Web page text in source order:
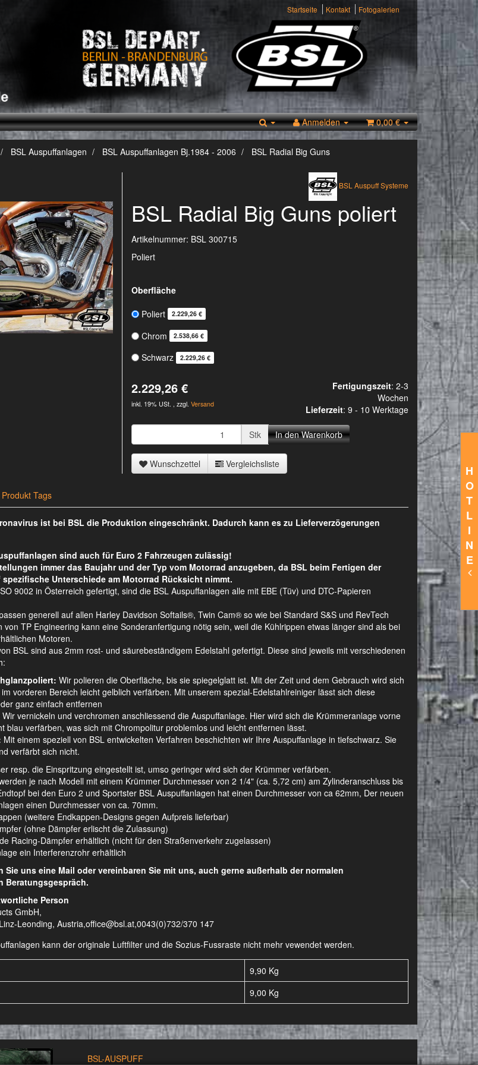
H
O
T
L
I
N
E
Startseite Kontakt Fotogalerien
Anmelden 0,00 €
BSL Auspuffanlagen BSL Auspuffanlagen Bj.1984 - 2006 BSL Radial Big Guns
BSL Auspuff Systeme
BSL Radial Big Guns poliert
Artikelnummer: BSL 300715
Poliert
Oberfläche
Poliert
2.229,26 €
Chrom 2.538,66 €
Schwarz 2.229,26 €
2.229,26 €
inkl. 19% USt. , zzgl.Versand
Fertigungszeit: 2-3
Wochen
Lieferzeit: 9 - 10 Werktage
Stk In den Warenkorb
Wunschzettel Vergleichsliste
Produkt Tags
ist bei BSL die Produktion eingeschränkt. Dadurch kann es zu Lieferverzögerungen
sind auch für Euro 2 Fahrzeugen zulässig!
immer das Baujahr und der Typ vom Motorrad anzugeben, da BSL beim Fertigen der
Unterschiede am Motorrad Rücksicht nimmt.
9002 in Österreich gefertigt, sind die BSL Auspuffanlagen alle mit EBE (Tüv) und DTC-Papieren
generell auf allen Harley Davidson Softails®, Twin Cam® so wie bei Standard S&S und RevTech
von TP Engineering kann eine Sonderanfertigung nötig sein, weil die Kühlrippen etwas länger sind als bei
Motoren.
BSL sind aus 2mm rost- und säurebeständigem Edelstahl gefertigt. Diese sind jeweils mit verschiedenen
Wir polieren die Oberfläche, bis sie spiegelglatt ist. Mit der Zeit und dem Gebrauch wird sich
vorderen Bereich leicht gelblich verfärben. Mit unserem spezial-Edelstahlreiniger lässt sich diese
ganz einfach entfernen
Wir vernickeln und verchromen anschliessend die Auspuffanlage. Hier wird sich die Krümmeranlage vorne
blau verfärben, was sich mit Chrompolitur problemlos und leicht entfernen lässt.
Mit einem speziell von BSL entwickelten Verfahren beschichten wir Ihre Auspuffanlage in tiefschwarz. Sie
verfärbt sich nicht.
resp. die Einspritzung eingestellt ist, umso geringer wird sich der Krümmer verfärben.
je nach Modell mit einem Krümmer Durchmesser von 2 1/4" (ca. 5,72 cm) am Zylinderanschluss bis
bei den Euro 2 und Sportster BSL Auspuffanlagen hat einen Durchmesser von ca 62mm, Der neuen
einen Durchmesser von ca. 70mm.
(weitere Endkappen-Designs gegen Aufpreis lieferbar)
(ohne Dämpfer erlischt die Zulassung)
Racing-Dämpfer erhältlich (nicht für den Straßenverkehr zugelassen)
ein Interferenzrohr erhältlich
Sie uns eine Mail oder vereinbaren Sie mit uns, auch gerne außerhalb der normalen
Beratungsgespräch.
Person
GmbH,
Leonding, Austria,office@bsl.at,0043(0)732/370 147
kann der originale Luftfilter und die Sozius-Fussraste nicht mehr vewendet werden.
9,90 Kg
9,00 Kg
BSL-AUSPUFF